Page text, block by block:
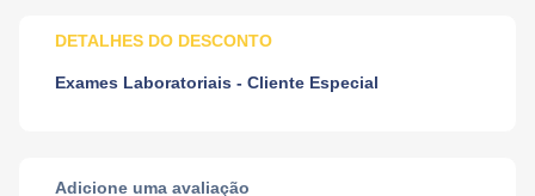
DETALHES DO DESCONTO
Exames Laboratoriais - Cliente Especial
Adicione uma avaliação